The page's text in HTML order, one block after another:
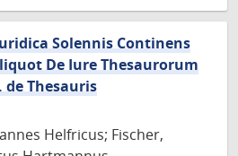
Solennis Continens
De Iure Thesaurorum
de Thesauris
Helfricus; Fischer,